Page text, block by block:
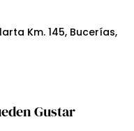
Km. 145, Bucerías,
Gustar